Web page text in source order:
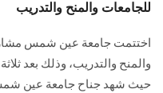
للجامعات والمنح والتدريب
اختتمت جامعة عين شمس
والمنح والتدريب، وذلك بعد
حيث شهد جناح جامعة عين